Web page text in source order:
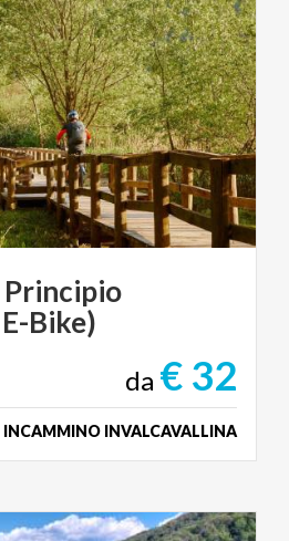
Principio
E-Bike)
da € 32
INCAMMINO INVALCAVALLINA